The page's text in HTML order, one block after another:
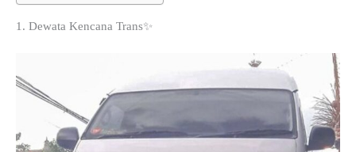
1. Dewata Kencana Trans✨